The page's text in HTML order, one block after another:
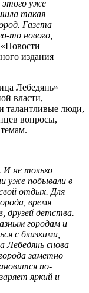
этого уже
такая
Газета
то нового,
издания
Лебедянь»
власти,
талантливые люди,
вопросы,
И не только
уже побывали в
отдых. Для
время
друзей детства.
городам и
с близкими,
Лебедянь снова
заметно
по-
яркий и